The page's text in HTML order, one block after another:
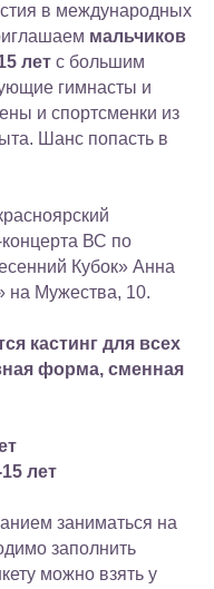
в международных
мальчиков
лет с большим
гимнасты и
и спортсменки из
Шанс попасть в
ВС по
Кубок» Анна
на Мужества, 10.
кастинг для всех
форма, сменная
лет
заниматься на
заполнить
можно взять у